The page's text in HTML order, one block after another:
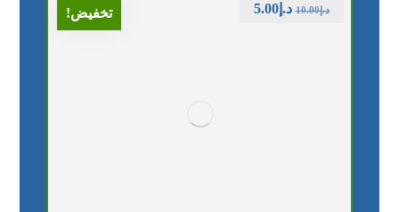
تخفيض! د.إ10.00 د.إ5.00